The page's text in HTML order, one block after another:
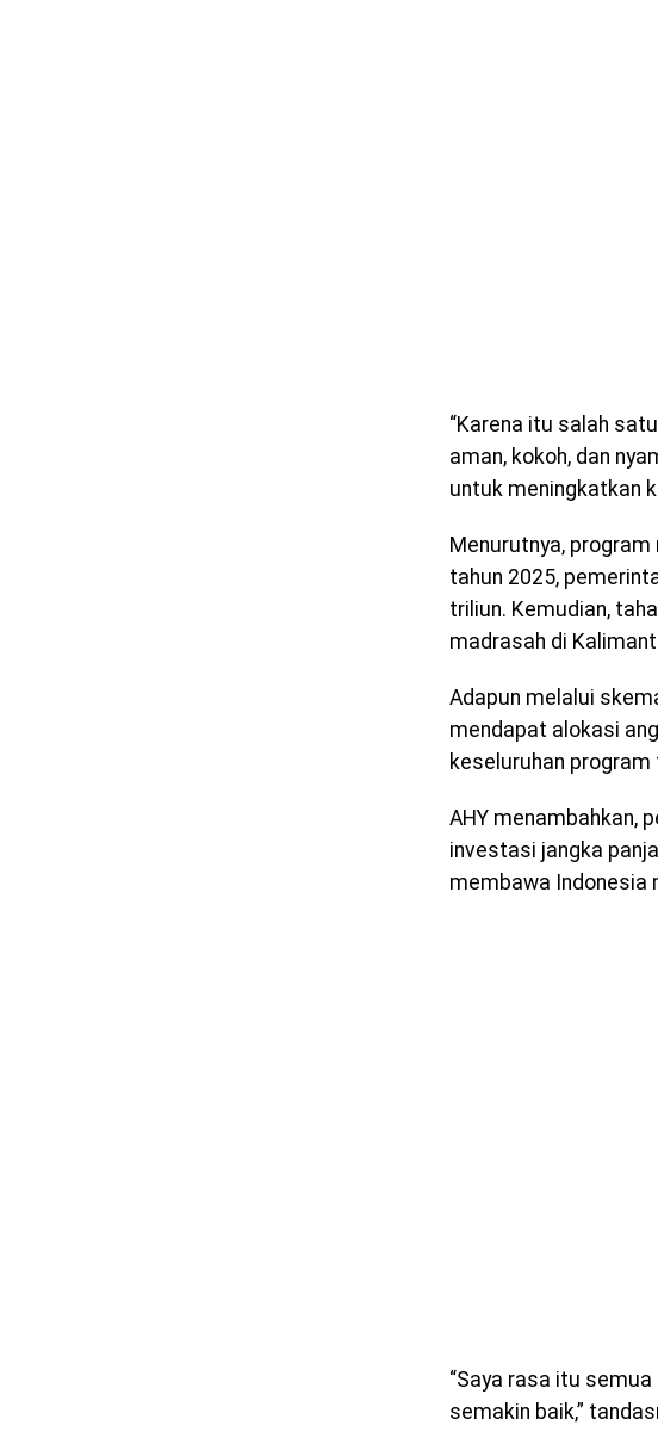
“Karena itu salah
aman, kokoh, dan
untuk meningkatkan
Menurutnya,
tahun 2025,
triliun. Kemudian,
madrasah di
Adapun melalui
mendapat alokasi
keseluruhan
AHY menambahkan,
investasi jangka
membawa Indonesia
“Saya rasa itu
semakin baik,”